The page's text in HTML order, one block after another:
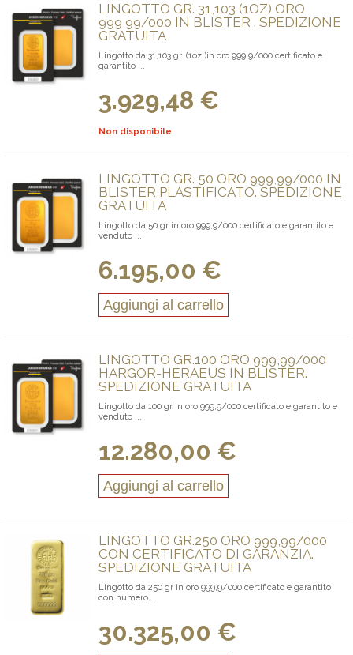
LINGOTTO GR. 31,103 (1OZ) ORO
999,99/000 IN BLISTER . SPEDIZIONE
GRATUITA
Lingotto da 31,103 gr. (1oz )in oro 999,9/000 certificato e
garantito ...
3.929,48 €
Non disponibile
LINGOTTO GR. 50 ORO 999,99/000 IN
BLISTER PLASTIFICATO. SPEDIZIONE
GRATUITA
Lingotto da 50 gr in oro 999,9/000 certificato e garantito e
venduto i...
6.195,00 €
Aggiungi al carrello
LINGOTTO GR.100 ORO 999,99/000
HARGOR-HERAEUS IN BLISTER.
SPEDIZIONE GRATUITA
Lingotto da 100 gr in oro 999,9/000 certificato e garantito e
venduto ...
12.280,00 €
Aggiungi al carrello
LINGOTTO GR.250 ORO 999,99/000
CON CERTIFICATO DI GARANZIA.
SPEDIZIONE GRATUITA
Lingotto da 250 gr in oro 999,9/000 certificato e garantito
con numero...
30.325,00 €